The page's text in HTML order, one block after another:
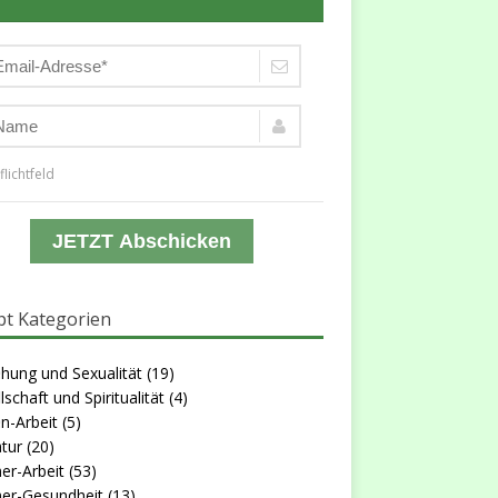
JETZT Abschicken
Kategorien
und Sexualität(19)
und Spiritualität(4)
Arbeit(5)
(20)
Arbeit(53)